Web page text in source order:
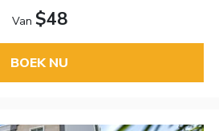
Van $48
BOEK NU